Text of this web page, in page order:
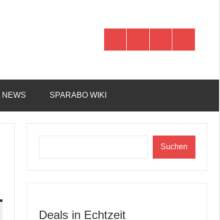
NEWS SPARABO WIKI
Suchen
Deals in Echtzeit